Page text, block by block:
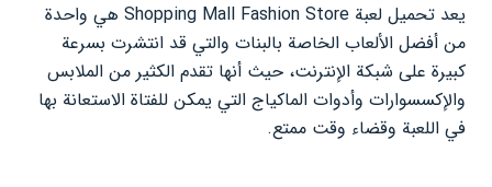
يعد تحميل لعبة Shopping Mall Fashion Store هي واحدة
من أفضل الألعاب الخاصة بالبنات والتي قد انتشرت بسرعة
كبيرة على شبكة الإنترنت، حيث أنها تقدم الكثير من الملابس
والإكسسوارات وأدوات الماكياج التي يمكن للفتاة الاستعانة بها
في اللعبة وقضاء وقت ممتع.